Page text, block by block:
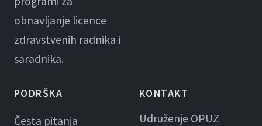
obnavljanje licence
zdravstvenih radnika i
saradnika.
PODRŠKA
Česta pitanja
KONTAKT
Udruženje OPUZ